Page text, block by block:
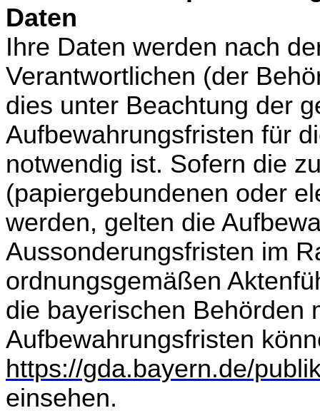
Daten
Ihre Daten werden nach
Verantwortlichen (der
dies unter Beachtung der
Aufbewahrungsfristen für
notwendig ist. Sofern die
(papiergebundenen oder
werden, gelten die
Aussonderungsfristen im
ordnungsgemäßen
die bayerischen Behörden
Aufbewahrungsfristen
https://gda.bayern.de/
einsehen.